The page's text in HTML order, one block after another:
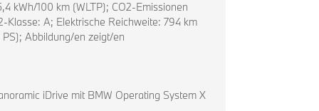
kWh/100 km (WLTP); CO2-Emissionen
Klasse: A; Elektrische Reichweite: 794 km
Abbildung/en zeigt/en
iDrive mit BMW Operating System X